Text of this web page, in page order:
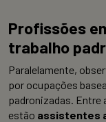
Profissões
trabalho
Paralelamente,
por ocupações
padronizadas.
estão assistentes